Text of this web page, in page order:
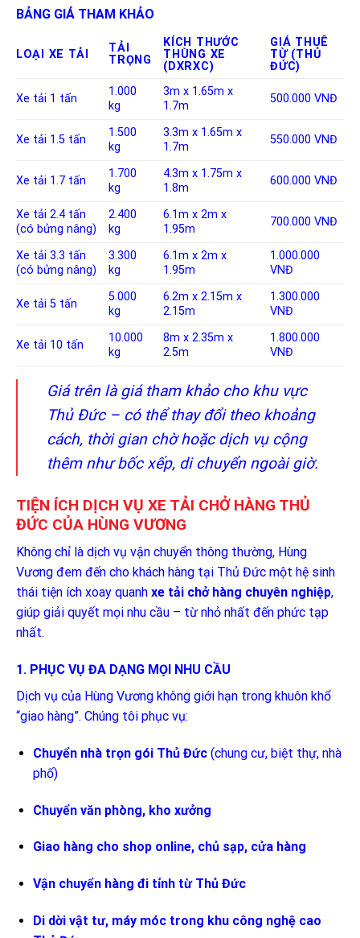
BẢNG GIÁ THAM KHẢO
LOẠI XE TẢI
TẢI
TRỌNG
KÍCH THƯỚC
THÙNG XE
(DXRXC)
GIÁ THUÊ
TỪ (THỦ
ĐỨC)
Xe tải 1 tấn
1.000
kg
3m x 1.65m x
1.7m
500.000 VNĐ
Xe tải 1.5 tấn
1.500
kg
3.3m x 1.65m x
1.7m
550.000 VNĐ
Xe tải 1.7 tấn
1.700
kg
4.3m x 1.75m x
1.8m
600.000 VNĐ
Xe tải 2.4 tấn
(có bửng nâng)
2.400
kg
6.1m x 2m x
1.95m
700.000 VNĐ
Xe tải 3.3 tấn
(có bửng nâng)
3.300
kg
6.1m x 2m x
1.95m
1.000.000
VNĐ
Xe tải 5 tấn
5.000
kg
6.2m x 2.15m x
2.15m
1.300.000
VNĐ
Xe tải 10 tấn
10.000
kg
8m x 2.35m x
2.5m
1.800.000
VNĐ
Giá trên là giá tham khảo cho khu vực
Thủ Đức – có thể thay đổi theo khoảng
cách, thời gian chờ hoặc dịch vụ cộng
thêm như bốc xếp, di chuyển ngoài giờ.
TIỆN ÍCH DỊCH VỤ XE TẢI CHỞ HÀNG THỦ
ĐỨC CỦA HÙNG VƯƠNG
Không chỉ là dịch vụ vận chuyển thông thường, Hùng
Vương đem đến cho khách hàng tại Thủ Đức một hệ sinh
thái tiện ích xoay quanh xe tải chở hàng chuyên nghiệp,
giúp giải quyết mọi nhu cầu – từ nhỏ nhất đến phức tạp
nhất.
1. PHỤC VỤ ĐA DẠNG MỌI NHU CẦU
Dịch vụ của Hùng Vương không giới hạn trong khuôn khổ
“giao hàng”. Chúng tôi phục vụ:
Chuyển nhà trọn gói Thủ Đức(chung cư, biệt thự, nhà
phố)
Chuyển văn phòng, kho xưởng
Giao hàng cho shop online, chủ sạp, cửa hàng
Vận chuyển hàng đi tỉnh từ Thủ Đức
Di dời vật tư, máy móc trong khu công nghệ cao